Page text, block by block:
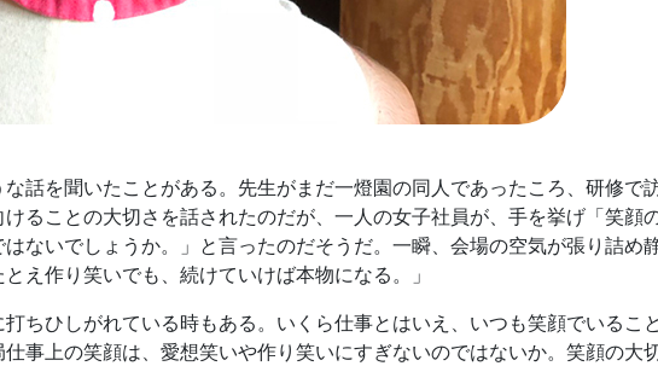
話を聞いたことがある。先生がまだ一燈園の同人であったころ、研修で
ることの大切さを話されたのだが、一人の女子社員が、手を挙げ「笑顔
ないでしょうか。」と言ったのだそうだ。一瞬、会場の空気が張り詰め
え作り笑いでも、続けていけば本物になる。」
ちひしがれている時もある。いくら仕事とはいえ、いつも笑顔でいるこ
事上の笑顔は、愛想笑いや作り笑いにすぎないのではないか。笑顔の大